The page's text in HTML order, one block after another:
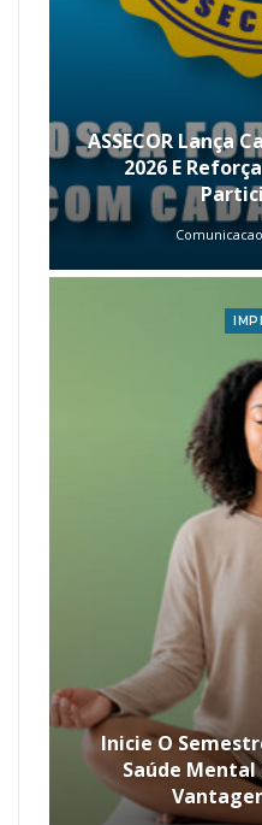
ASSECOR Lança
2026 E
Comunicacao
Inicie O
Saúde Mental